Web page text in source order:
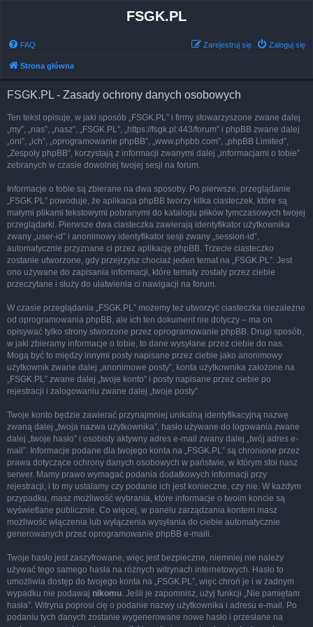
FSGK.PL
FAQ Zaloguj się
Zarejestruj się
Strona główna
FSGK.PL - Zasady ochrony danych osobowych
Ten tekst opisuje, w jaki sposób „FSGK.PL” i firmy stowarzyszone zwane dalej
„my”, „nas”, „nasz”, „FSGK.PL”, „https://fsgk.pl:443/forum” i phpBB zwane dalej
„oni”, „ich”, „oprogramowanie phpBB”, „www.phpbb.com”, „phpBB Limited”,
„Zespoły phpBB”, korzystają z informacji zwanymi dalej „informacjami o tobie”
zebranych w czasie dowolnej twojej sesji na forum.
Informacje o tobie są zbierane na dwa sposoby. Po pierwsze, przeglądanie
„FSGK.PL” powoduje, że aplikacja phpBB tworzy kilka ciasteczek, które są
małymi plikami tekstowymi pobranymi do katalogu plików tymczasowych twojej
przeglądarki. Pierwsze dwa ciasteczka zawierają identyfikator użytkownika
zwany „user-id” i anonimowy identyfikator sesji zwany „session-id”,
automatycznie przyznane ci przez aplikację phpBB. Trzecie ciasteczko
zostanie utworzone, gdy przejrzysz chociaż jeden temat na „FSGK.PL”. Jest
ono używane do zapisania informacji, które tematy zostały przez ciebie
przeczytane i służy do ułatwienia ci nawigacji na forum.
W czasie przeglądania „FSGK.PL” możemy też utworzyć ciasteczka niezależne
od oprogramowania phpBB, ale ich ten dokument nie dotyczy – ma on
opisywać tylko strony stworzone przez oprogramowanie phpBB. Drugi sposób,
w jaki zbieramy informacje o tobie, to dane wysyłane przez ciebie do nas.
Mogą być to między innymi posty napisane przez ciebie jako anonimowy
użytkownik zwane dalej „anonimowe posty”, konta użytkownika założone na
„FSGK.PL” zwane dalej „twoje konto” i posty napisane przez ciebie po
rejestracji i zalogowaniu zwane dalej „twoje posty”.
Twoje konto będzie zawierać przynajmniej unikalną identyfikacyjną nazwę
zwaną dalej „twoja nazwa użytkownika”, hasło używane do logowania zwane
dalej „twoje hasło” i osobisty aktywny adres e-mail zwany dalej „twój adres e-
mail”. Informacje podane dla twojego konta na „FSGK.PL” są chronione przez
prawa dotyczące ochrony danych osobowych w państwie, w którym stoi nasz
serwer. Mamy prawo wymagać podania dodatkowych informacji przy
rejestracji, i to my ustalamy czy podanie ich jest konieczne, czy nie. W każdym
przypadku, masz możliwość wybrania, które informacje o twoim koncie są
wyświetlane publicznie. Co więcej, w panelu zarządzania kontem masz
możliwość włączenia lub wyłączenia wysyłania do ciebie automatycznie
generowanych przez oprogramowanie phpBB e-maili.
Twoje hasło jest zaszyfrowane, więc jest bezpieczne, niemniej nie należy
używać tego samego hasła na różnych witrynach internetowych. Hasło to
umożliwia dostęp do twojego konta na „FSGK.PL”, więc chroń je i w żadnym
wypadku nie podawaj nikomu. Jeśli je zapomnisz, użyj funkcji „Nie pamiętam
hasła”. Witryna poprosi cię o podanie nazwy użytkownika i adresu e-mail. Po
podaniu tych danych zostanie wygenerowane nowe hasło i przesłane na